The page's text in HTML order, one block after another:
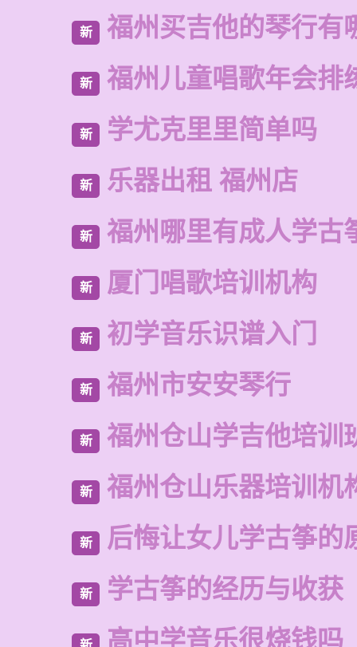
新 福州买吉他的琴行有
新 福州儿童唱歌年会排
新 学尤克里里简单吗
新 乐器出租 福州店
新 福州哪里有成人学古
新 厦门唱歌培训机构
新 初学音乐识谱入门
新 福州市安安琴行
新 福州仓山学吉他培训
新 福州仓山乐器培训机
新 后悔让女儿学古筝的
新 学古筝的经历与收获
高中学音乐很烧钱吗